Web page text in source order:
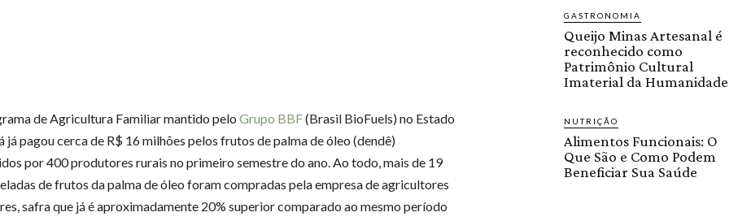
de Agricultura Familiar mantido pelo Grupo BBF(Brasil BioFuels) no Estado
já pagou cerca de R$ 16 milhões pelos frutos de palma de óleo (dendê)
por 400 produtores rurais no primeiro semestre do ano. Ao todo, mais de 19
de frutos da palma de óleo foram compradas pela empresa de agricultores
safra que já é aproximadamente 20% superior comparado ao mesmo período
GASTRONOMIA
Queijo Minas Artesanal é
reconhecido como
Patrimônio Cultural
Imaterial da Humanidade
NUTRIÇÃO
Alimentos Funcionais: O
Que São e Como Podem
Beneficiar Sua Saúde